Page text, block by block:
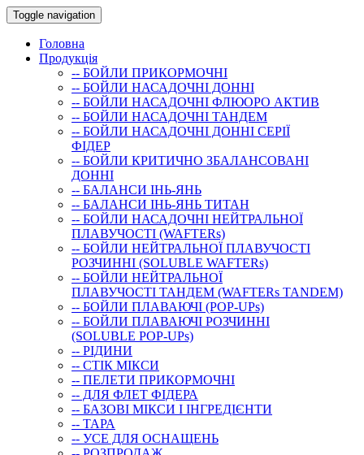
Toggle navigation
Головна
Продукція
-- БОЙЛИ ПРИКОРМОЧНI
-- БОЙЛИ НАСАДОЧНI ДОННI
-- БОЙЛИ НАСАДОЧНІ ФЛЮОРО АКТИВ
-- БОЙЛИ НАСАДОЧНІ ТАНДЕМ
-- БОЙЛИ НАСАДОЧНI ДОННI СЕРIÏ
ФIДЕР
-- БОЙЛИ КРИТИЧНО ЗБАЛАНСОВАНІ
ДОННІ
-- БАЛАНСИ ІНЬ-ЯНЬ
-- БАЛАНСИ ІНЬ-ЯНЬ ТИТАН
-- БОЙЛИ НАСАДОЧНI НЕЙТРАЛЬНОÏ
ПЛАВУЧОСТI (WAFTERs)
-- БОЙЛИ НЕЙТРАЛЬНОЇ ПЛАВУЧОСТІ
РОЗЧИННІ (SOLUBLE WAFTERs)
-- БОЙЛИ НЕЙТРАЛЬНОЇ
ПЛАВУЧОСТІ ТАНДЕМ (WAFTERs TANDEM)
-- БОЙЛИ ПЛАВАЮЧІ (POP-UPs)
-- БОЙЛИ ПЛАВАЮЧI РОЗЧИННI
(SOLUBLE POP-UPs)
-- РIДИНИ
-- СТIК МIКСИ
-- ПЕЛЕТИ ПРИКОРМОЧНІ
-- ДЛЯ ФЛЕТ ФІДЕРА
-- БАЗОВІ МІКСИ І ІНГРЕДІЄНТИ
-- ТАРА
-- УСЕ ДЛЯ ОСНАЩЕНЬ